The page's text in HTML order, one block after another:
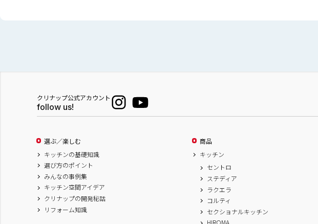
クリナップ公式アカウント
follow us!
選ぶ／楽しむ
キッチンの基礎知識
選び方のポイント
みんなの事例集
キッチン空間アイデア
クリナップの開発秘話
リフォーム知識
商品
キッチン
セントロ
ステディア
ラクエラ
コルティ
セクショナルキッチン